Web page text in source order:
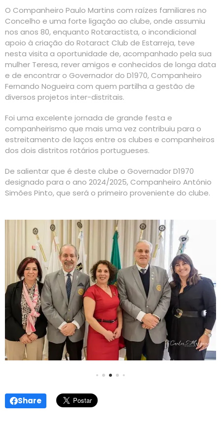
O Companheiro Paulo Martins com raízes familiares no
Concelho e uma forte ligação ao clube, onde assumiu
nos anos 80, enquanto Rotaractista, o incondicional
apoio à criação do Rotaract Club de Estarreja, teve
nesta visita a oportunidade de, acompanhado pela sua
mulher Teresa, rever amigos e conhecidos de longa data
e de encontrar o Governador do D1970, Companheiro
Fernando Nogueira com quem partilha a gestão de
diversos projetos inter-distritais.
Foi uma excelente jornada de grande festa e
companheirismo que mais uma vez contribuiu para o
estreitamento de laços entre os clubes e companheiros
dos dois distritos rotários portugueses.
De salientar que é deste clube o Governador D1970
designado para o ano 2024/2025, Companheiro António
Simões Pinto, que será o primeiro proveniente do clube.
Share